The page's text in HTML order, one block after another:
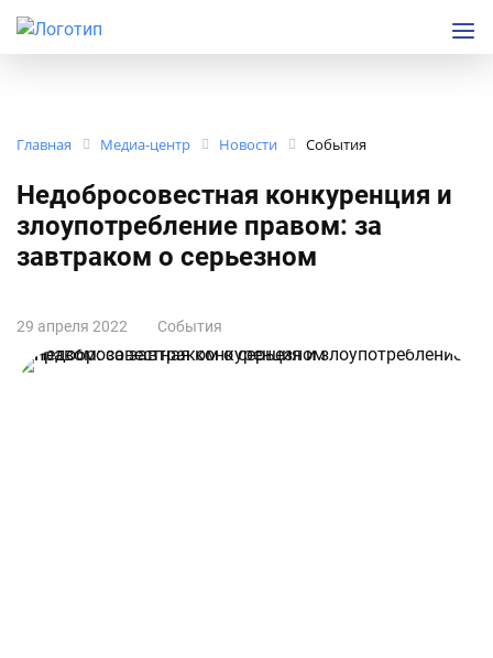
Главная Медиа-центр Новости События
Недобросовестная конкуренция и
злоупотребление правом: за
завтраком о серьезном
29 апреля 2022 События